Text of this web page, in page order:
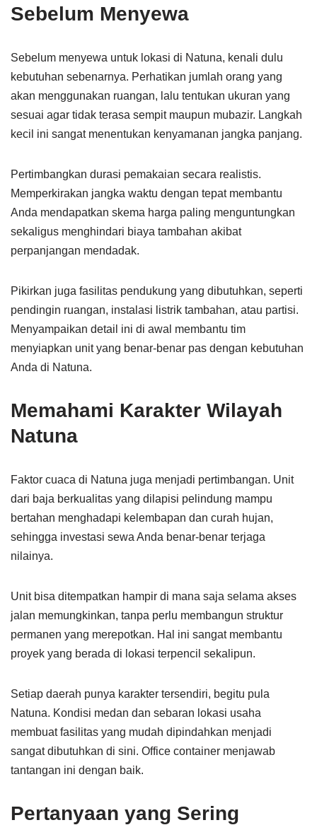
Sebelum Menyewa
Sebelum menyewa untuk lokasi di Natuna, kenali dulu
kebutuhan sebenarnya. Perhatikan jumlah orang yang
akan menggunakan ruangan, lalu tentukan ukuran yang
sesuai agar tidak terasa sempit maupun mubazir. Langkah
kecil ini sangat menentukan kenyamanan jangka panjang.
Pertimbangkan durasi pemakaian secara realistis.
Memperkirakan jangka waktu dengan tepat membantu
Anda mendapatkan skema harga paling menguntungkan
sekaligus menghindari biaya tambahan akibat
perpanjangan mendadak.
Pikirkan juga fasilitas pendukung yang dibutuhkan, seperti
pendingin ruangan, instalasi listrik tambahan, atau partisi.
Menyampaikan detail ini di awal membantu tim
menyiapkan unit yang benar-benar pas dengan kebutuhan
Anda di Natuna.
Memahami Karakter Wilayah
Natuna
Faktor cuaca di Natuna juga menjadi pertimbangan. Unit
dari baja berkualitas yang dilapisi pelindung mampu
bertahan menghadapi kelembapan dan curah hujan,
sehingga investasi sewa Anda benar-benar terjaga
nilainya.
Unit bisa ditempatkan hampir di mana saja selama akses
jalan memungkinkan, tanpa perlu membangun struktur
permanen yang merepotkan. Hal ini sangat membantu
proyek yang berada di lokasi terpencil sekalipun.
Setiap daerah punya karakter tersendiri, begitu pula
Natuna. Kondisi medan dan sebaran lokasi usaha
membuat fasilitas yang mudah dipindahkan menjadi
sangat dibutuhkan di sini. Office container menjawab
tantangan ini dengan baik.
Pertanyaan yang Sering